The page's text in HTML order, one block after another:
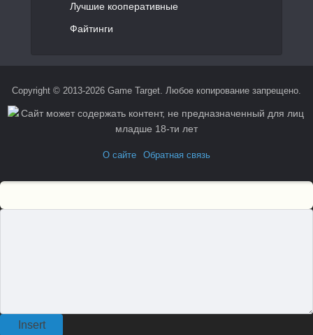
Лучшие кооперативные
Файтинги
Copyright © 2013-2026 Game Target. Любое копирование запрещено.
О сайте Обратная связь
Insert